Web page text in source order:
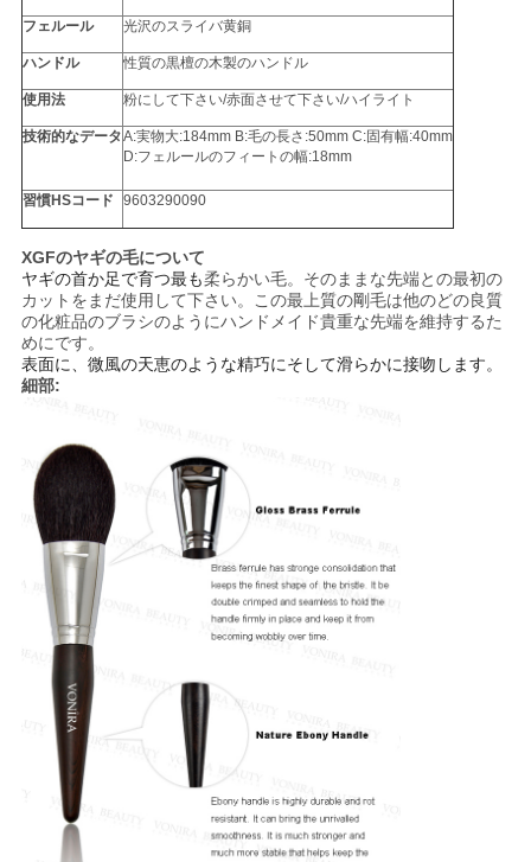
フェルール 光沢のスライバ黄銅
ハンドル 性質の黒檀の木製のハンドル
使用法 粉にして下さい/赤面させて下さい/ハイライト
技術的なデータA:実物大:184mm B:毛の長さ:50mm C:固有幅:40mm
D:フェルールのフィートの幅:18mm
習慣HSコード 9603290090
XGFのヤギの毛について
ヤギの首か足で育つ最も柔らかい毛。そのままな先端との最初の
カットをまだ使用して下さい。この最上質の剛毛は他のどの良質
の化粧品のブラシのようにハンドメイド貴重な先端を維持するた
めにです。
表面に、微風の天恵のような精巧にそして滑らかに接吻します。
細部: